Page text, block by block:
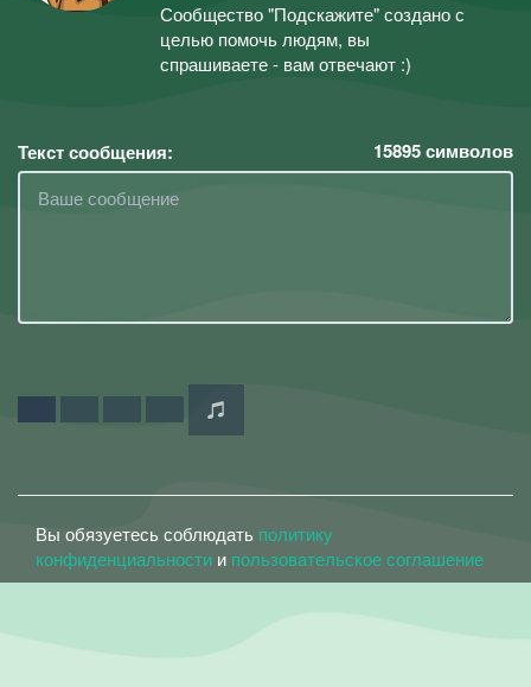
Сообщество "Подскажите" создано с
целью помочь людям, вы
спрашиваете - вам отвечают :)
Текст сообщения: 15895символов
Вы обязуетесь соблюдать политику
конфиденциальности и пользовательское соглашение